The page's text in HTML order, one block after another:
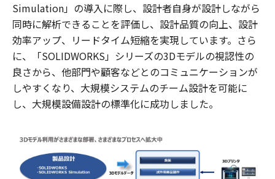
Simulation」の導入に際し、設計者自身が設計しながら
同時に解析できることを評価し、設計品質の向上、設計
効率アップ、リードタイム短縮を実現しています。さら
に、「SOLIDWORKS」シリーズの3Dモデルの視認性の
良さから、他部門や顧客などとのコミュニケーションが
しやすくなり、大規模システムのチーム設計を可能に
し、大規模設備設計の標準化に成功しました。